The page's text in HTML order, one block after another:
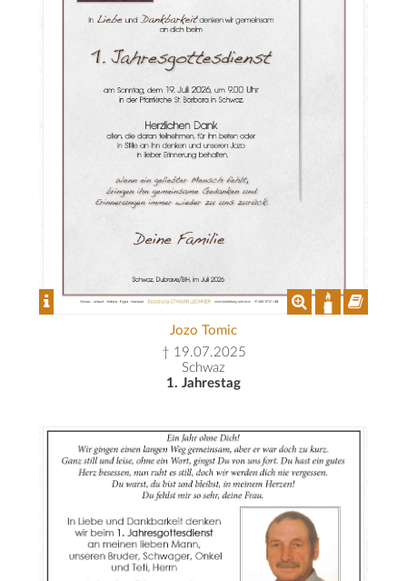
Jozo Tomic
† 19.07.2025
Schwaz
1. Jahrestag